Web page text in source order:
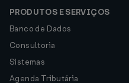
PRODUTOS E SERVIÇOS
Banco de Dados
Consultoria
Sistemas
Agenda Tributária